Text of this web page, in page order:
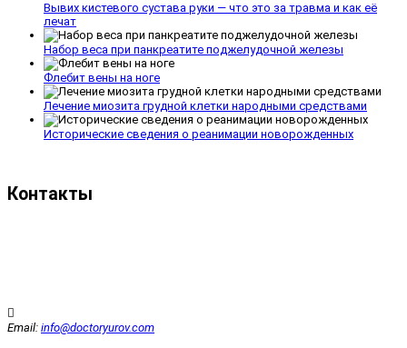
Вывих кистевого сустава руки — что это за травма и как её
лечат
Набор веса при панкреатите поджелудочной железы
Флебит вены на ноге
Лечение миозита грудной клетки народными средствами
Исторические сведения о реанимации новорожденных
Контакты
Email: info@doctoryurov.com